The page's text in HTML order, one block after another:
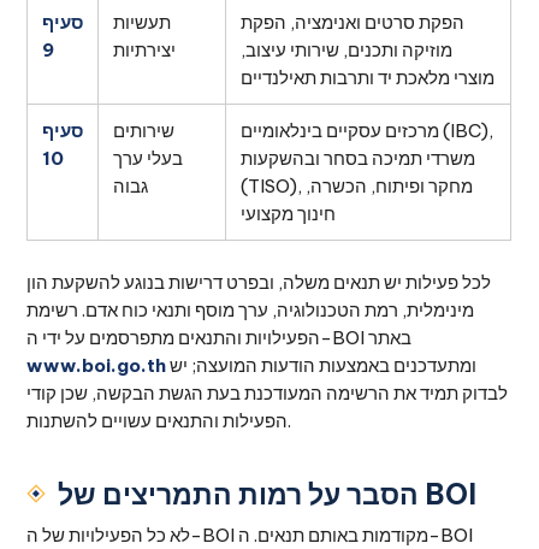
סעיף
9
תעשיות
יצירתיות
הפקת סרטים ואנימציה, הפקת
מוזיקה ותכנים, שירותי עיצוב,
מוצרי מלאכת יד ותרבות תאילנדיים
סעיף
10
שירותים
בעלי ערך
גבוה
מרכזים עסקיים בינלאומיים (IBC),
משרדי תמיכה בסחר ובהשקעות
(TISO), מחקר ופיתוח, הכשרה,
חינוך מקצועי
לכל פעילות יש תנאים משלה, ובפרט דרישות בנוגע להשקעת הון
מינימלית, רמת הטכנולוגיה, ערך מוסף ותנאי כוח אדם. רשימת
הפעילויות והתנאים מתפרסמים על ידי ה-BOI באתר
www.boi.go.thומתעדכנים באמצעות הודעות המועצה; יש
לבדוק תמיד את הרשימה המעודכנת בעת הגשת הבקשה, שכן קודי
הפעילות והתנאים עשויים להשתנות.
הסבר על רמות התמריצים של BOI
לא כל הפעילויות של ה-BOI מקודמות באותם תנאים. ה-BOI